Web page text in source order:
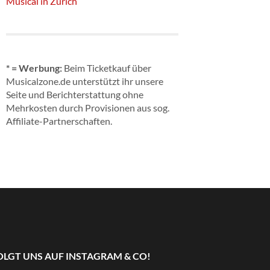
* = Werbung: Beim Ticketkauf über
Musicalzone.de unterstützt ihr unsere
Seite und Berichterstattung ohne
Mehrkosten durch Provisionen aus sog.
Affiliate-Partnerschaften.
UNS AUF INSTAGRAM & CO!